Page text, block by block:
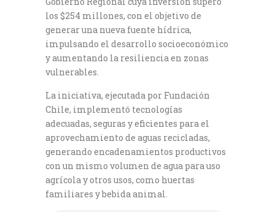
los $254 millones, con el objetivo de
generar una nueva fuente hídrica,
impulsando el desarrollo socioeconómico
y aumentando la resiliencia en zonas
vulnerables.
La iniciativa, ejecutada por Fundación
Chile, implementó tecnologías
adecuadas, seguras y eficientes para el
aprovechamiento de aguas recicladas,
generando encadenamientos productivos
con un mismo volumen de agua para uso
agrícola y otros usos, como huertas
familiares y bebida animal.